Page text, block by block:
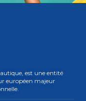
est une entité
européen majeur